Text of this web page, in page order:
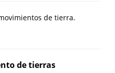
de tierra.
de tierras